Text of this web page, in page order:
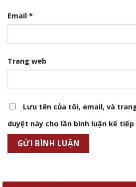
Phát hiện vợ giấu chuyện từng có